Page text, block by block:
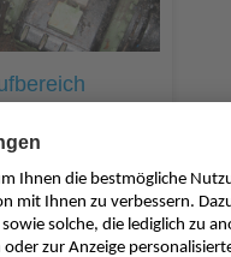
Modul / Multiplexer
Staublech im
von Kläranlagen.
im Prüfschacht